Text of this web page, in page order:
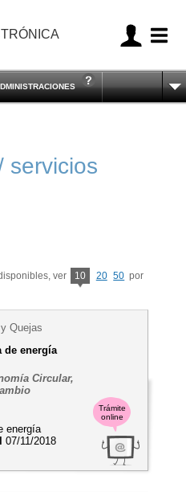
servicios
ver 10 20 50 por
Trámite
online
Quejas
de energía
Circular,
energía
07/11/2018